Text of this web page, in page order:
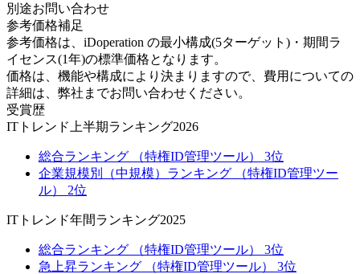
別途お問い合わせ
参考価格補足
参考価格は、iDoperation の最小構成(5ターゲット)・期間ラ
イセンス(1年)の標準価格となります。
価格は、機能や構成により決まりますので、費用についての
詳細は、弊社までお問い合わせください。
受賞歴
ITトレンド上半期ランキング2026
総合ランキング （特権ID管理ツール） 3位
企業規模別（中規模）ランキング （特権ID管理ツー
ル） 2位
ITトレンド年間ランキング2025
総合ランキング （特権ID管理ツール） 3位
急上昇ランキング （特権ID管理ツール） 3位